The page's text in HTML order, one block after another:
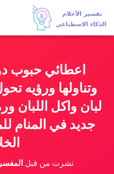
اعطائي حبوب
وتناولها ورؤيه
لبان واكل اللبان
جديد في المنام
نشرت من قبل المفسر